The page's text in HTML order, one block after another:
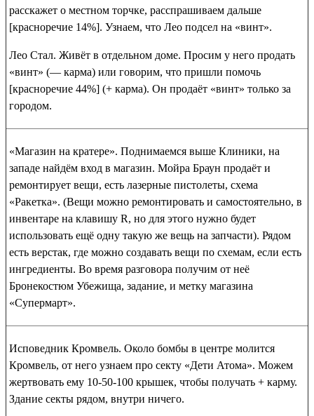
расскажет о местном торчке, расспрашиваем дальше
[красноречие 14%]. Узнаем, что Лео подсел на «винт».
Лео Стал. Живёт в отдельном доме. Просим у него продать
«винт» (— карма) или говорим, что пришли помочь
[красноречие 44%] (+ карма). Он продаёт «винт» только за
городом.
«Магазин на кратере». Поднимаемся выше Клиники, на
западе найдём вход в магазин. Мойра Браун продаёт и
ремонтирует вещи, есть лазерные пистолеты, схема
«Ракетка». (Вещи можно ремонтировать и самостоятельно, в
инвентаре на клавишу R, но для этого нужно будет
использовать ещё одну такую же вещь на запчасти). Рядом
есть верстак, где можно создавать вещи по схемам, если есть
ингредиенты. Во время разговора получим от неё
Бронекостюм Убежища, задание, и метку магазина
«Супермарт».
Исповедник Кромвель. Около бомбы в центре молится
Кромвель, от него узнаем про секту «Дети Атома». Можем
жертвовать ему 10-50-100 крышек, чтобы получать + карму.
Здание секты рядом, внутри ничего.